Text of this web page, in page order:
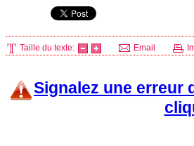
Taille du texte: Email
Signalez une erreur